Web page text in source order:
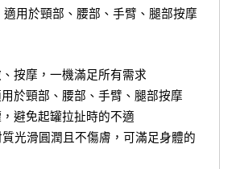
適用於頸部、腰部、手臂、腿部按摩
按摩，一機滿足所有需求
於頸部、腰部、手臂、腿部按摩
避免起罐拉扯時的不適
光滑圓潤且不傷膚，可滿足身體的